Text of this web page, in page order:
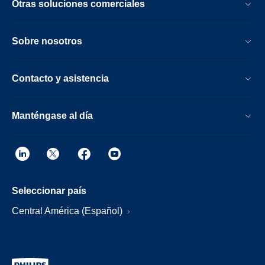
Otras soluciones comerciales
Sobre nosotros
Contacto y asistencia
Manténgase al día
Seleccionar país
Central América (Español)